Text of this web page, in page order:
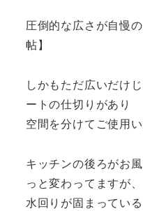
圧倒的な広さが自慢
帖】
しかもただ広いだけ
ートの仕切りがあり
空間を分けてご使用
キッチンの後ろがお
っと変わってますが、
水回りが固まってい